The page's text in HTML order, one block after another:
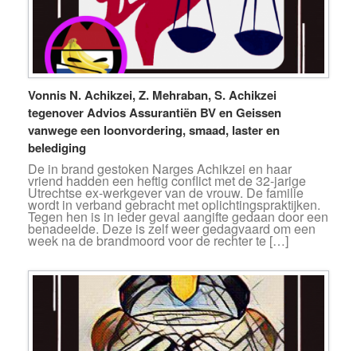
Vonnis N. Achikzei, Z. Mehraban, S. Achikzei
tegenover Advios Assurantiën BV en Geissen
vanwege een loonvordering, smaad, laster en
belediging
De in brand gestoken Narges Achikzei en haar
vriend hadden een heftig conflict met de 32-jarige
Utrechtse ex-werkgever van de vrouw. De familie
wordt in verband gebracht met oplichtingspraktijken.
Tegen hen is in ieder geval aangifte gedaan door een
benadeelde. Deze is zelf weer gedagvaard om een
week na de brandmoord voor de rechter te […]